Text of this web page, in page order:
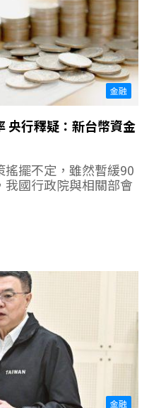
金融
央行釋疑：新台幣資金
擺不定，雖然暫緩90
國行政院與相關部會
金融